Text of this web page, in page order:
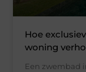
Hoe
woning
Een zwembad